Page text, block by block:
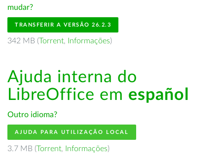
mudar?
TRANSFERIR A VERSÃO 26.2.3
342 MB (Torrent, Informações)
Ajuda interna do
LibreOffice em español
Outro idioma?
AJUDA PARA UTILIZAÇÃO LOCAL
3.7 MB (Torrent, Informações)